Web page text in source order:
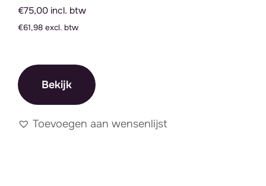
€75,00 incl. btw
€61,98 excl. btw
Bekijk
Toevoegen aan wensenlijst